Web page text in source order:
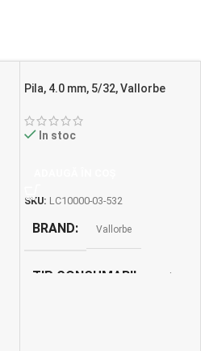
Pila, 4.0 mm, 5/32, Vallorbe
In stoc
SKU: LC10000-03-532
BRAND Vallorbe
TIP CONSUMABIL Pile